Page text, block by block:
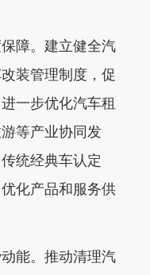
障。建立健全汽
装管理制度，促
一步优化汽车租
等产业协同发
统经典车认定
化产品和服务供
能。推动清理汽